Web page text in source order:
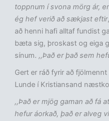
toppnum í svona mörg ár,
ég hef verið að sækjast eftir
að henni hafi alltaf fundist
bæta sig, þroskast og eiga
sínum. ,,Það er það sem
Gert er ráð fyrir að
Lunde í Kristiansand
,,Það er mjög gaman að fá
hefur áorkað, það er alveg